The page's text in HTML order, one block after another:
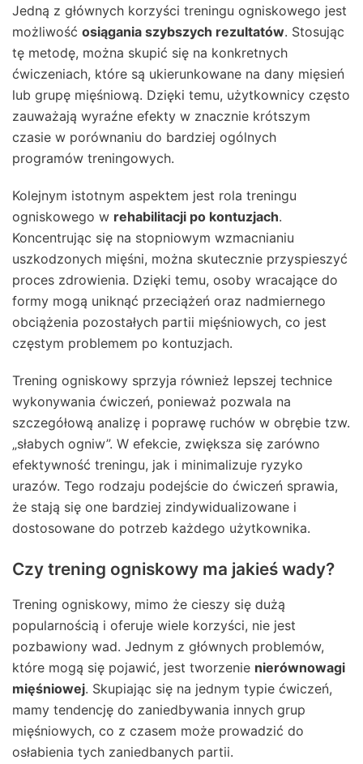
Jedną z głównych korzyści treningu ogniskowego jest
możliwość osiągania szybszych rezultatów. Stosując
tę metodę, można skupić się na konkretnych
ćwiczeniach, które są ukierunkowane na dany mięsień
lub grupę mięśniową. Dzięki temu, użytkownicy często
zauważają wyraźne efekty w znacznie krótszym
czasie w porównaniu do bardziej ogólnych
programów treningowych.
Kolejnym istotnym aspektem jest rola treningu
ogniskowego w rehabilitacji po kontuzjach.
Koncentrując się na stopniowym wzmacnianiu
uszkodzonych mięśni, można skutecznie przyspieszyć
proces zdrowienia. Dzięki temu, osoby wracające do
formy mogą uniknąć przeciążeń oraz nadmiernego
obciążenia pozostałych partii mięśniowych, co jest
częstym problemem po kontuzjach.
Trening ogniskowy sprzyja również lepszej technice
wykonywania ćwiczeń, ponieważ pozwala na
szczegółową analizę i poprawę ruchów w obrębie tzw.
„słabych ogniw”. W efekcie, zwiększa się zarówno
efektywność treningu, jak i minimalizuje ryzyko
urazów. Tego rodzaju podejście do ćwiczeń sprawia,
że stają się one bardziej zindywidualizowane i
dostosowane do potrzeb każdego użytkownika.
Czy trening ogniskowy ma jakieś wady?
Trening ogniskowy, mimo że cieszy się dużą
popularnością i oferuje wiele korzyści, nie jest
pozbawiony wad. Jednym z głównych problemów,
które mogą się pojawić, jest tworzenie nierównowagi
mięśniowej. Skupiając się na jednym typie ćwiczeń,
mamy tendencję do zaniedbywania innych grup
mięśniowych, co z czasem może prowadzić do
osłabienia tych zaniedbanych partii.